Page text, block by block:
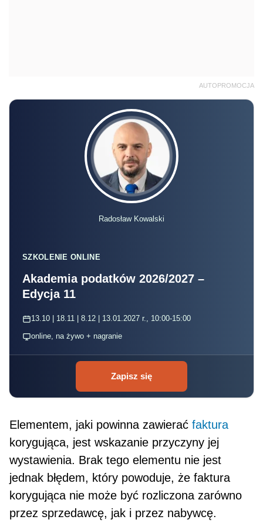
AUTOPROMOCJA
Radosław Kowalski
SZKOLENIE ONLINE
Akademia podatków 2026/2027 –
Edycja 11
13.10 | 18.11 | 8.12 | 13.01.2027 r., 10:00-15:00
online, na żywo + nagranie
Zapisz się
Elementem, jaki powinna zawieraćfaktura
korygująca, jest wskazanie przyczyny jej
wystawienia. Brak tego elementu nie jest
jednak błędem, który powoduje, że faktura
korygująca nie może być rozliczona zarówno
przez sprzedawcę, jak i przez nabywcę.